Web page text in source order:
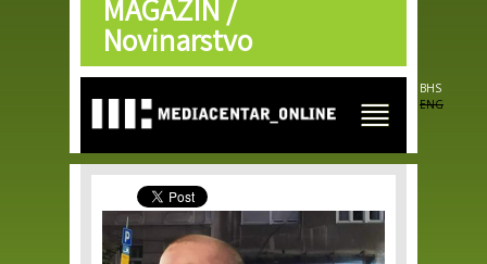
Skip to
main
content
MAGAZIN /
Novinarstvo
BHS
ENG